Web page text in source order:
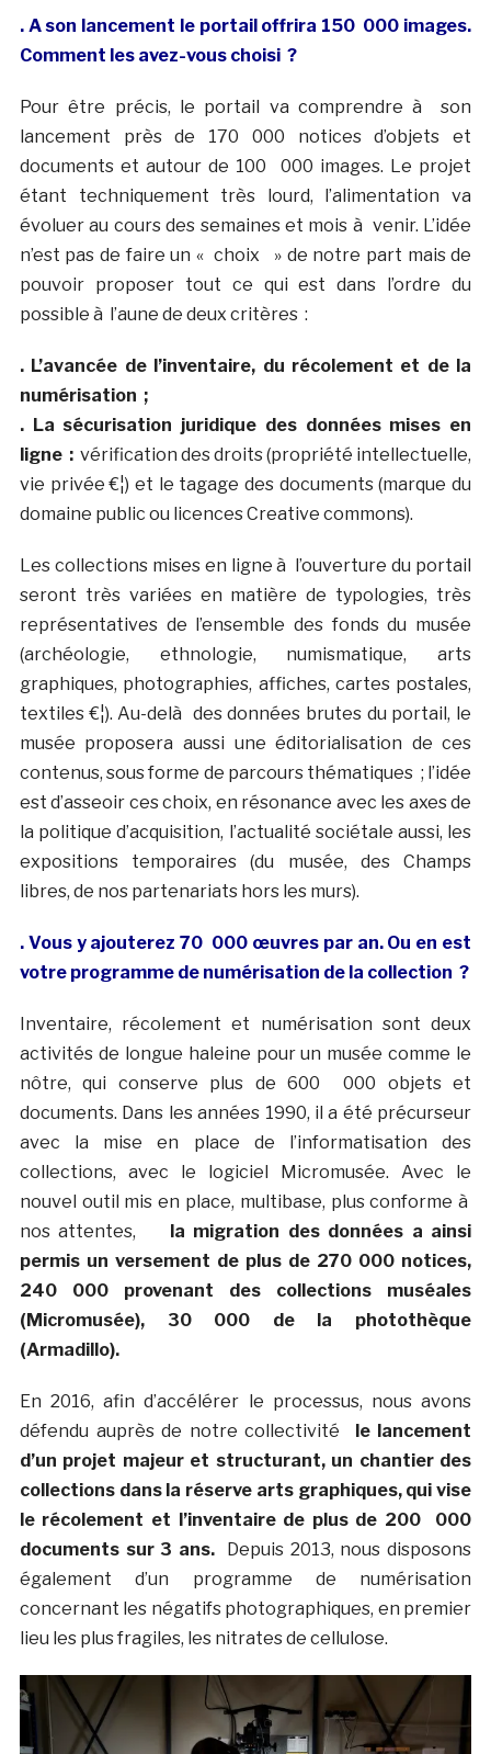
. A son lancement le portail offrira 150 000 images.
Comment les avez-vous choisi ?
Pour être précis, le portail va comprendre à son
lancement près de 170 000 notices d’objets et
documents et autour de 100 000 images. Le projet
étant techniquement très lourd, l’alimentation va
évoluer au cours des semaines et mois à venir. L’idée
n’est pas de faire un « choix » de notre part mais de
pouvoir proposer tout ce qui est dans l’ordre du
possible à l’aune de deux critères :
. L’avancée de l’inventaire, du récolement et de la
numérisation ;
. La sécurisation juridique des données mises en
ligne :vérification des droits (propriété intellectuelle,
vie privée €¦) et le tagage des documents (marque du
domaine public ou licences Creative commons).
Les collections mises en ligne à l’ouverture du portail
seront très variées en matière de typologies, très
représentatives de l’ensemble des fonds du musée
(archéologie, ethnologie, numismatique, arts
graphiques, photographies, affiches, cartes postales,
textiles €¦). Au-delà des données brutes du portail, le
musée proposera aussi une éditorialisation de ces
contenus, sous forme de parcours thématiques ; l’idée
est d’asseoir ces choix, en résonance avec les axes de
la politique d’acquisition, l’actualité sociétale aussi, les
expositions temporaires (du musée, des Champs
libres, de nos partenariats hors les murs).
. Vous y ajouterez 70 000 œuvres par an. Ou en est
votre programme de numérisation de la collection ?
Inventaire, récolement et numérisation sont deux
activités de longue haleine pour un musée comme le
nôtre, qui conserve plus de 600 000 objets et
documents. Dans les années 1990, il a été précurseur
avec la mise en place de l’informatisation des
collections, avec le logiciel Micromusée. Avec le
nouvel outil mis en place, multibase, plus conforme à
nos attentes,
la migration des données a ainsi
permis un versement de plus de 270 000 notices,
240 000 provenant des collections muséales
(Micromusée), 30 000 de la photothèque
(Armadillo).
En 2016, afin d’accélérer le processus, nous avons
défendu auprès de notre collectivité le lancement
d’un projet majeur et structurant, un chantier des
collections dans la réserve arts graphiques, qui vise
le récolement et l’inventaire de plus de 200 000
documents sur 3 ans.Depuis 2013, nous disposons
également d’un programme de numérisation
concernant les négatifs photographiques, en premier
lieu les plus fragiles, les nitrates de cellulose.